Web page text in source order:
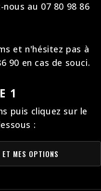
au 07 80 98 86
et n'hésitez pas à
90 en cas de souci.
1
puis cliquez sur le
: